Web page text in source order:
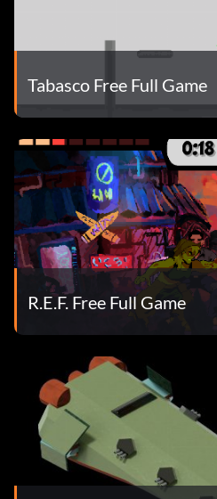
Tabasco Free Full Game
R.E.F. Free Full Game